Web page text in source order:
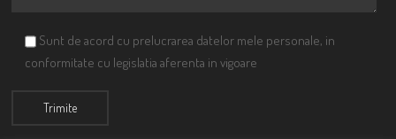
Sunt de acord cu prelucrarea datelor mele personale, in
conformitate cu legislatia aferenta in vigoare